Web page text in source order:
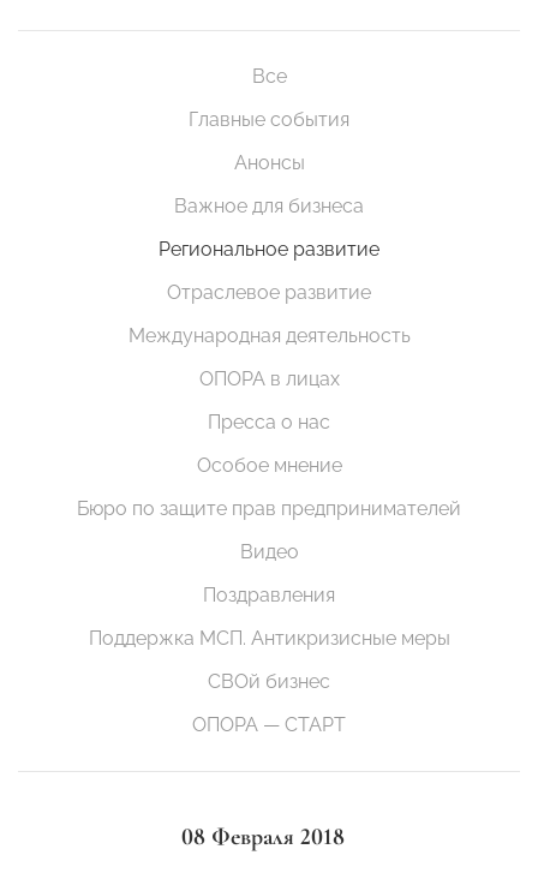
Все
Главные события
Анонсы
Важное для бизнеса
Региональное развитие
Отраслевое развитие
Международная деятельность
ОПОРА в лицах
Пресса о нас
Особое мнение
Бюро по защите прав предпринимателей
Видео
Поздравления
Поддержка МСП. Антикризисные меры
СВОй бизнес
ОПОРА — СТАРТ
08 Февраля 2018